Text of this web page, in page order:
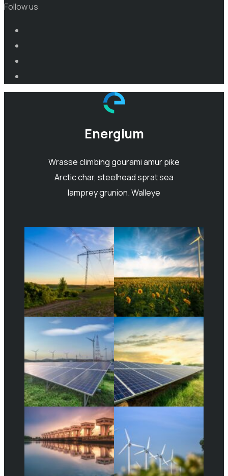
Follow us
Energium
Wrasse climbing gourami amur pike
Arctic char, steelhead sprat sea
lamprey grunion. Walleye